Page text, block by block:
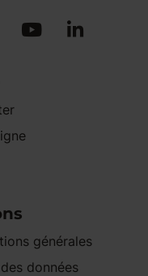
générales
données